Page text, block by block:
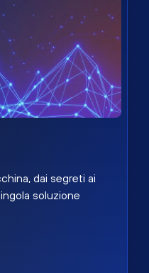
dai segreti ai
soluzione